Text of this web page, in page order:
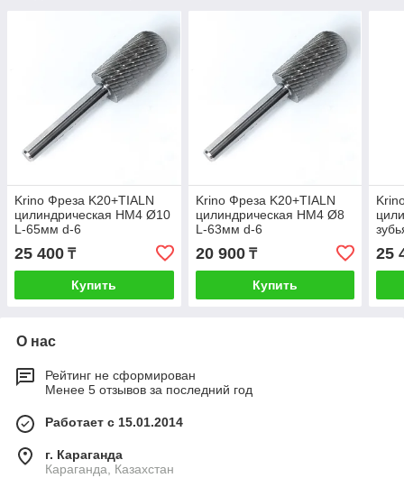
Krino Фреза K20+TIALN
цилиндрическая HM4 Ø10
L-65мм d-6
25 400 ₸
Купить
Krino Фреза K20+TIALN
цилиндрическая HM4 Ø8
L-63мм d-6
20 900₸
Купить
25
О нас
Рейтинг не сформирован
Менее 5 отзывов за последний год
Работает с 15.01.2014
г. Караганда
Караганда, Казахстан